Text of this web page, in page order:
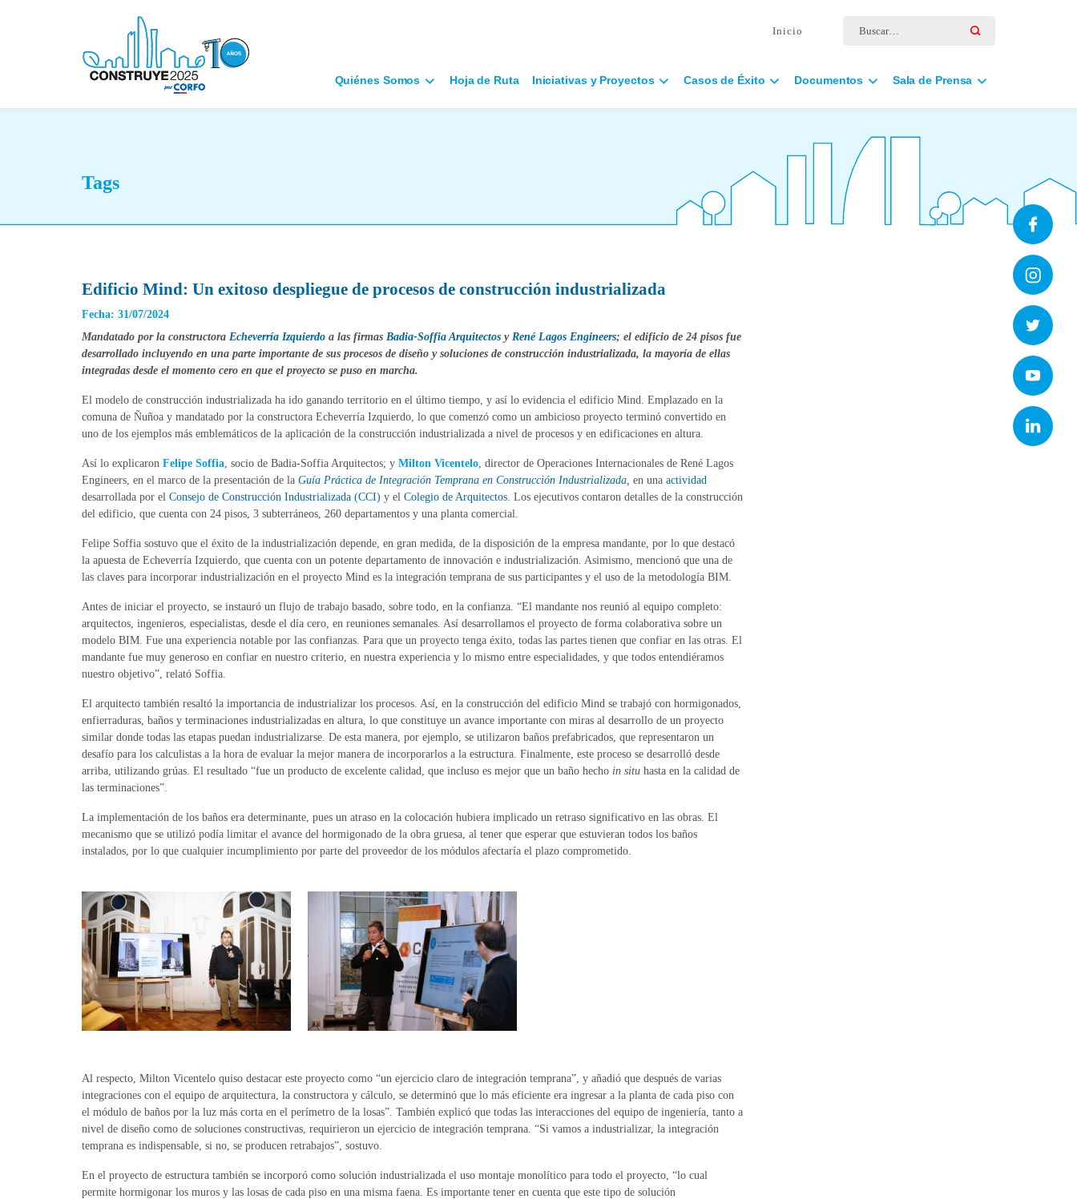
Buscar por:
Inicio
Quiénes Somos Hoja de Ruta Iniciativas y Proyectos Casos de Éxito Documentos Sala de Prensa
Tags
Edificio Mind: Un exitoso despliegue de procesos de construcción industrializada
Fecha: 31/07/2024
Mandatado por la constructora Echeverría Izquierdo a las firmas Badia-Soffia Arquitectos y René Lagos Engineers; el edificio de 24 pisos fue
desarrollado incluyendo en una parte importante de sus procesos de diseño y soluciones de construcción industrializada, la mayoría de ellas
integradas desde el momento cero en que el proyecto se puso en marcha.
El modelo de construcción industrializada ha ido ganando territorio en el último tiempo, y así lo evidencia el edificio Mind. Emplazado en la
comuna de Ñuñoa y mandatado por la constructora Echeverría Izquierdo, lo que comenzó como un ambicioso proyecto terminó convertido en
uno de los ejemplos más emblemáticos de la aplicación de la construcción industrializada a nivel de procesos y en edificaciones en altura.
Así lo explicaron Felipe Soffia, socio de Badia-Soffia Arquitectos; y Milton Vicentelo, director de Operaciones Internacionales de René Lagos
Engineers, en el marco de la presentación de la Guía Práctica de Integración Temprana en Construcción Industrializada, en una actividad
desarrollada por el Consejo de Construcción Industrializada (CCI) y el Colegio de Arquitectos. Los ejecutivos contaron detalles de la construcción
del edificio, que cuenta con 24 pisos, 3 subterráneos, 260 departamentos y una planta comercial.
Felipe Soffia sostuvo que el éxito de la industrialización depende, en gran medida, de la disposición de la empresa mandante, por lo que destacó
la apuesta de Echeverría Izquierdo, que cuenta con un potente departamento de innovación e industrialización. Asimismo, mencionó que una de
las claves para incorporar industrialización en el proyecto Mind es la integración temprana de sus participantes y el uso de la metodología BIM.
Antes de iniciar el proyecto, se instauró un flujo de trabajo basado, sobre todo, en la confianza. “El mandante nos reunió al equipo completo:
arquitectos, ingenieros, especialistas, desde el día cero, en reuniones semanales. Así desarrollamos el proyecto de forma colaborativa sobre un
modelo BIM. Fue una experiencia notable por las confianzas. Para que un proyecto tenga éxito, todas las partes tienen que confiar en las otras. El
mandante fue muy generoso en confiar en nuestro criterio, en nuestra experiencia y lo mismo entre especialidades, y que todos entendiéramos
nuestro objetivo”, relató Soffia.
El arquitecto también resaltó la importancia de industrializar los procesos. Así, en la construcción del edificio Mind se trabajó con hormigonados,
enfierraduras, baños y terminaciones industrializadas en altura, lo que constituye un avance importante con miras al desarrollo de un proyecto
similar donde todas las etapas puedan industrializarse. De esta manera, por ejemplo, se utilizaron baños prefabricados, que representaron un
desafío para los calculistas a la hora de evaluar la mejor manera de incorporarlos a la estructura. Finalmente, este proceso se desarrolló desde
arriba, utilizando grúas. El resultado “fue un producto de excelente calidad, que incluso es mejor que un baño hecho in situ hasta en la calidad de
las terminaciones”.
La implementación de los baños era determinante, pues un atraso en la colocación hubiera implicado un retraso significativo en las obras. El
mecanismo que se utilizó podía limitar el avance del hormigonado de la obra gruesa, al tener que esperar que estuvieran todos los baños
instalados, por lo que cualquier incumplimiento por parte del proveedor de los módulos afectaría el plazo comprometido.
Al respecto, Milton Vicentelo quiso destacar este proyecto como “un ejercicio claro de integración temprana”, y añadió que después de varias
integraciones con el equipo de arquitectura, la constructora y cálculo, se determinó que lo más eficiente era ingresar a la planta de cada piso con
el módulo de baños por la luz más corta en el perímetro de la losas”. También explicó que todas las interacciones del equipo de ingeniería, tanto a
nivel de diseño como de soluciones constructivas, requirieron un ejercicio de integración temprana. “Si vamos a industrializar, la integración
temprana es indispensable, si no, se producen retrabajos”, sostuvo.
En el proyecto de estructura también se incorporó como solución industrializada el uso montaje monolítico para todo el proyecto, “lo cual
permite hormigonar los muros y las losas de cada piso en una misma faena. Es importante tener en cuenta que este tipo de solución